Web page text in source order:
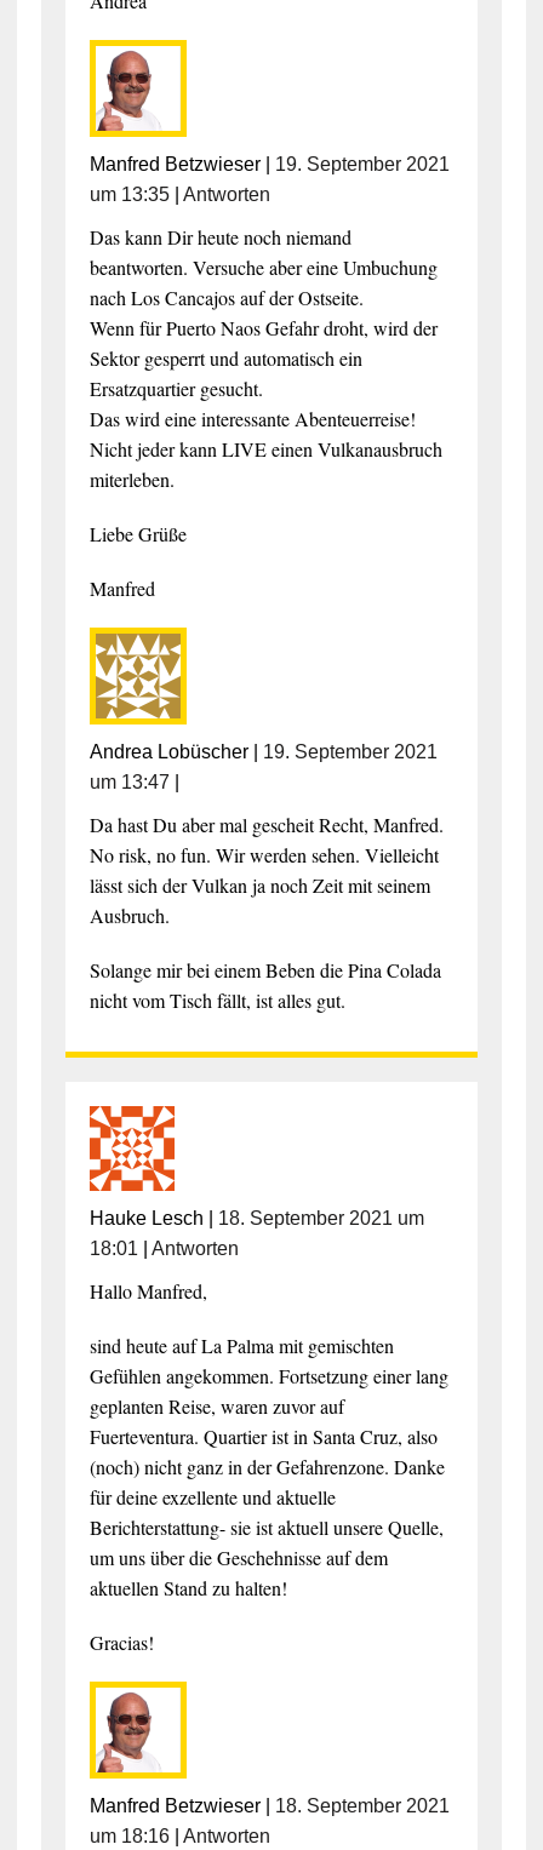
Manfred Betzwieser| 19. September 2021
um 13:35| Antworten
Das kann Dir heute noch niemand
beantworten. Versuche aber eine Umbuchung
nach Los Cancajos auf der Ostseite.
Wenn für Puerto Naos Gefahr droht, wird der
Sektor gesperrt und automatisch ein
Ersatzquartier gesucht.
Das wird eine interessante Abenteuerreise!
Nicht jeder kann LIVE einen Vulkanausbruch
miterleben.
Liebe Grüße
Manfred
Andrea Lobüscher| 19. September 2021
um 13:47
Da hast Du aber mal gescheit Recht, Manfred.
No risk, no fun. Wir werden sehen. Vielleicht
lässt sich der Vulkan ja noch Zeit mit seinem
Ausbruch.
Solange mir bei einem Beben die Pina Colada
nicht vom Tisch fällt, ist alles gut.
Hauke Lesch
18. September 2021 um
18:01
Antworten
Hallo Manfred,
sind heute auf La Palma mit gemischten
Gefühlen angekommen. Fortsetzung einer lang
geplanten Reise, waren zuvor auf
Fuerteventura. Quartier ist in Santa Cruz, also
(noch) nicht ganz in der Gefahrenzone. Danke
für deine exzellente und aktuelle
Berichterstattung- sie ist aktuell unsere Quelle,
um uns über die Geschehnisse auf dem
aktuellen Stand zu halten!
Gracias!
Manfred Betzwieser| 18. September 2021
um 18:16| Antworten